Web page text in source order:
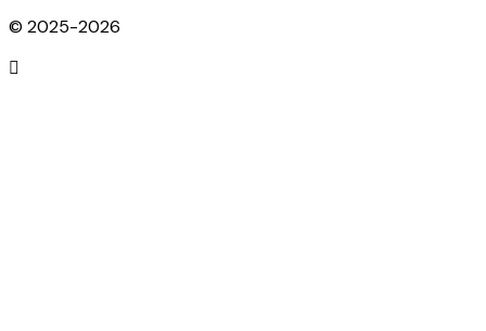
© 2025-2026